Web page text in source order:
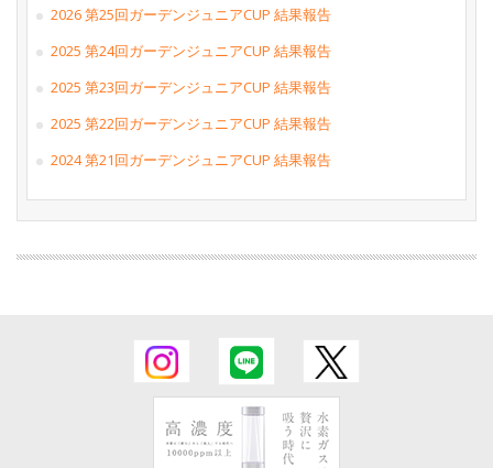
2026 第25回ガーデンジュニアCUP 結果報告
2025 第24回ガーデンジュニアCUP 結果報告
2025 第23回ガーデンジュニアCUP 結果報告
2025 第22回ガーデンジュニアCUP 結果報告
2024 第21回ガーデンジュニアCUP 結果報告